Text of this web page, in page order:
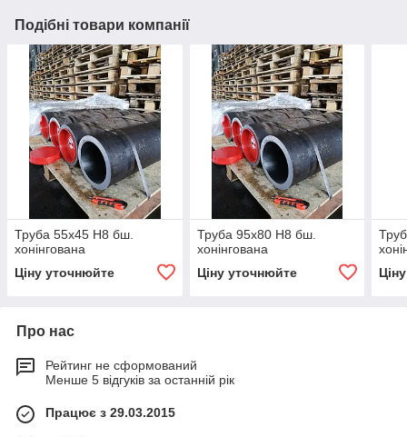
Подібні товари компанії
Труба 55х45 H8 бш.
хонінгована
Ціну уточнюйте
Труба 95х80 H8 бш.
хонінгована
Ціну уточнюйте
Про нас
Рейтинг не сформований
Менше 5 відгуків за останній рік
Працює з 29.03.2015